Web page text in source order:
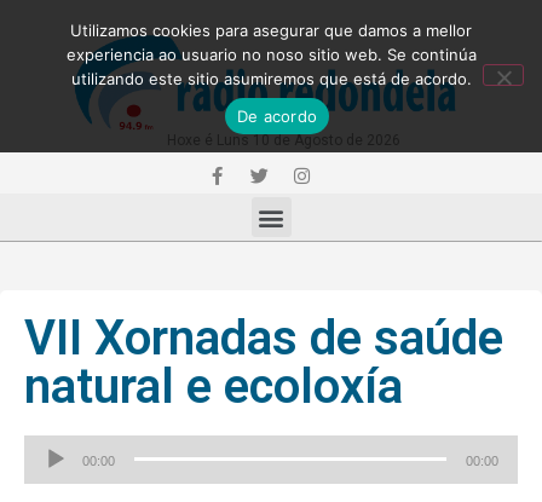
VII Xornadas de saúde
natural e ecoloxía
00:00 00:00
Utilizamos cookies para asegurar que damos a mellor
experiencia ao usuario no noso sitio web. Se continúa
utilizando este sitio asumiremos que está de acordo.
De acordo